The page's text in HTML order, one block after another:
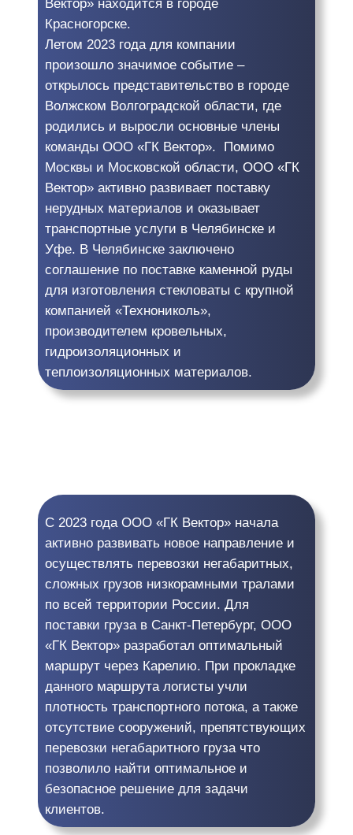
Вектор» находится в городе
Красногорске.
Летом 2023 года для компании
произошло значимое событие –
открылось представительство в городе
Волжском Волгоградской области, где
родились и выросли основные члены
команды ООО «ГК Вектор». Помимо
Москвы и Московской области, ООО «ГК
Вектор» активно развивает поставку
нерудных материалов и оказывает
транспортные услуги в Челябинске и
Уфе. В Челябинске заключено
соглашение по поставке каменной руды
для изготовления стекловаты с крупной
компанией «Технониколь»,
производителем кровельных,
гидроизоляционных и
теплоизоляционных материалов.
С 2023 года ООО «ГК Вектор» начала
активно развивать новое направление и
осуществлять перевозки негабаритных,
сложных грузов низкорамными тралами
по всей территории России. Для
поставки груза в Санкт-Петербург, ООО
«ГК Вектор» разработал оптимальный
маршрут через Карелию. При прокладке
данного маршрута логисты учли
плотность транспортного потока, а также
отсутствие сооружений, препятствующих
перевозки негабаритного груза что
позволило найти оптимальное и
безопасное решение для задачи
клиентов.